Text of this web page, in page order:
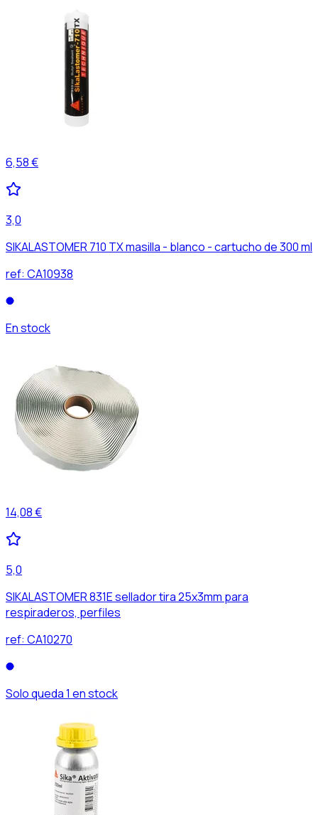
6,58 €
3,0
SIKALASTOMER 710 TX masilla - blanco - cartucho de 300 ml
ref: CA10938
En stock
14,08 €
5,0
SIKALASTOMER 831E sellador tira 25x3mm para
respiraderos, perfiles
ref: CA10270
Solo queda 1 en stock